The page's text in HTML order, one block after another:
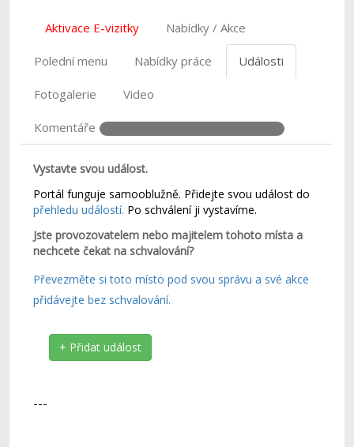
Aktivace E-vizitky Nabídky / Akce
Polední menu Nabídky práce Události
Fotogalerie Video
Komentáře
Vystavte svou událost.
Portál funguje samooblužně. Přidejte svou událost do
přehledu událostí. Po schválení ji vystavíme.
Jste provozovatelem nebo majitelem tohoto místa a
nechcete čekat na schvalování?
Převezměte si toto místo pod svou správu a své akce
přidávejte bez schvalování.
+ Přidat událost
---